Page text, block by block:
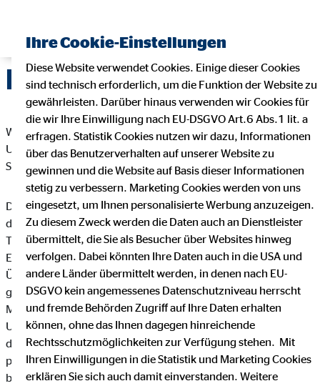
Datenschutz
Wir freuen uns sehr über Ihr Interesse an unserem
Unternehmen. Datenschutz hat einen besonders hohen
Stellenwert bei der OVB Vermögensberatung AG.
Die Verarbeitung personenbezogener Daten, beispielsweise
des Namens, der Anschrift, E-Mail-Adresse oder
Telefonnummer einer betroffenen Person, erfolgt stets im
Einklang mit der Datenschutz-Grundverordnung und in
Übereinstimmung mit den für die OVB Vermögensberatung AG
geltenden landesspezifischen Datenschutzbestimmungen.
Mittels dieser Datenschutzerklärung möchte unser
Unternehmen die Öffentlichkeit über Art, Umfang und Zweck
der von uns erhobenen, genutzten und verarbeiteten
personenbezogenen Daten informieren. Ferner werden
betroffene Personen mittels dieser Datenschutzerklärung über
Ihre Cookie-Einstellungen
Diese Website verwendet Cookies. Einige dieser Cookies
sind technisch erforderlich, um die Funktion der Website zu
gewährleisten. Darüber hinaus verwenden wir Cookies für
die wir Ihre Einwilligung nach EU-DSGVO Art.6 Abs.1 lit. a
erfragen. Statistik Cookies nutzen wir dazu, Informationen
über das Benutzerverhalten auf unserer Website zu
gewinnen und die Website auf Basis dieser Informationen
stetig zu verbessern. Marketing Cookies werden von uns
eingesetzt, um Ihnen personalisierte Werbung anzuzeigen.
Zu diesem Zweck werden die Daten auch an Dienstleister
übermittelt, die Sie als Besucher über Websites hinweg
verfolgen. Dabei könnten Ihre Daten auch in die USA und
andere Länder übermittelt werden, in denen nach EU-
DSGVO kein angemessenes Datenschutzniveau herrscht
und fremde Behörden Zugriff auf Ihre Daten erhalten
können, ohne das Ihnen dagegen hinreichende
Rechtsschutzmöglichkeiten zur Verfügung stehen. Mit
Ihren Einwilligungen in die Statistik und Marketing Cookies
erklären Sie sich auch damit einverstanden. Weitere